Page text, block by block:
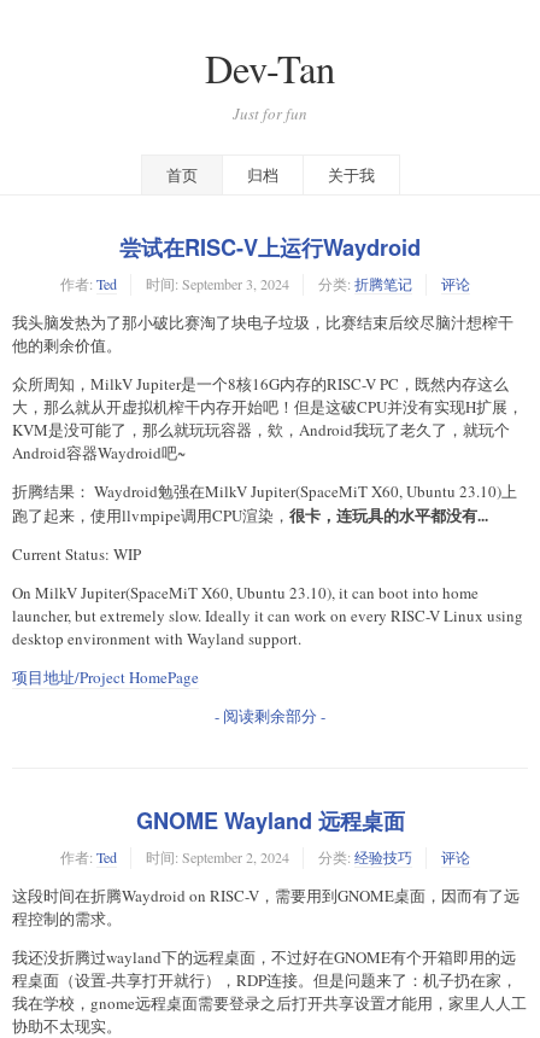
Dev-Tan
Just for fun
首页 归档 关于我
尝试在RISC-V上运行Waydroid
作者: Ted 时间: September 3, 2024 分类: 折腾笔记 评论
我头脑发热为了那小破比赛淘了块电子垃圾，比赛结束后绞尽脑汁想榨干
他的剩余价值。
众所周知，MilkV Jupiter是一个8核16G内存的RISC-V PC，既然内存这么
大，那么就从开虚拟机榨干内存开始吧！但是这破CPU并没有实现H扩展，
KVM是没可能了，那么就玩玩容器，欸，Android我玩了老久了，就玩个
Android容器Waydroid吧~
折腾结果： Waydroid勉强在MilkV Jupiter(SpaceMiT X60, Ubuntu 23.10)上
跑了起来，使用llvmpipe调用CPU渲染， 很卡，连玩具的水平都没有...
Current Status: WIP
On MilkV Jupiter(SpaceMiT X60, Ubuntu 23.10), it can boot into home
launcher, but extremely slow. Ideally it can work on every RISC-V Linux using
desktop environment with Wayland support.
项目地址/Project HomePage
- 阅读剩余部分 -
GNOME Wayland 远程桌面
作者: Ted 时间: September 2, 2024 分类: 经验技巧 评论
这段时间在折腾Waydroid on RISC-V，需要用到GNOME桌面，因而有了远
程控制的需求。
我还没折腾过wayland下的远程桌面，不过好在GNOME有个开箱即用的远
程桌面（设置-共享打开就行），RDP连接。但是问题来了：机子扔在家，
我在学校，gnome远程桌面需要登录之后打开共享设置才能用，家里人人工
协助不太现实。